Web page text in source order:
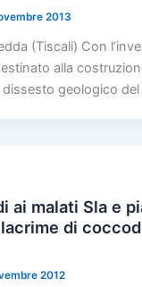
2013
(Tiscali) Con
alla
dissesto geologico
ai malati Sla e
di
2012